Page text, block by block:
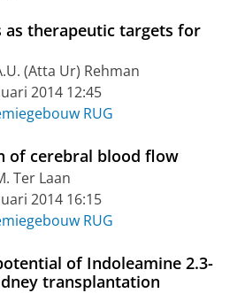
as therapeutic targets for
(Atta Ur) Rehman
2014 12:45
RUG
of cerebral blood flow
Ter Laan
2014 16:15
RUG
of Indoleamine 2.3-
transplantation